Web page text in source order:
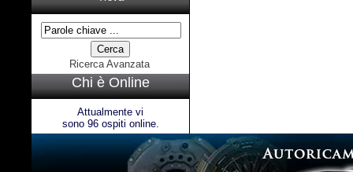
Ricerca Avanzata
Chi è Online
Attualmente vi
sono 96 ospiti online.